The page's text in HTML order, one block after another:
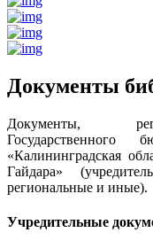
Документы
Документы,
Государственного
«Калининградская
Гайдара»
региональные и иные).
Учредительные